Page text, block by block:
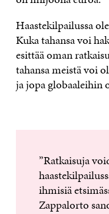
Haastekilpailussa
Kuka tahansa voi
esittää oman
tahansa meistä voi
ja jopa globaaleihin
”Ratkaisuja
ihmisiä
Zappalorto